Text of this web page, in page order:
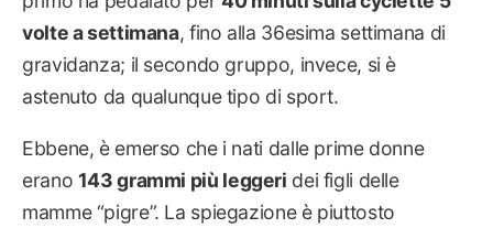
volte a settimana, fino alla 36esima settimana di
gravidanza; il secondo gruppo, invece, si è
astenuto da qualunque tipo di sport.
Ebbene, è emerso che i nati dalle prime donne
erano 143 grammi più leggeri dei figli delle
mamme “pigre”. La spiegazione è piuttosto